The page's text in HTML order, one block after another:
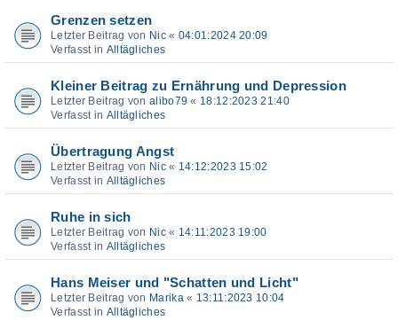
Grenzen setzen
Letzter Beitrag von Nic« 04:01:2024 20:09
Verfasst in Alltägliches
Kleiner Beitrag zu Ernährung und Depression
Letzter Beitrag von alibo79 « 18:12:2023 21:40
Verfasst in Alltägliches
Übertragung Angst
Letzter Beitrag von Nic« 14:12:2023 15:02
Verfasst in Alltägliches
Ruhe in sich
Letzter Beitrag von Nic« 14:11:2023 19:00
Verfasst in Alltägliches
Hans Meiser und "Schatten und Licht"
Letzter Beitrag von Marika« 13:11:2023 10:04
Verfasst in Alltägliches